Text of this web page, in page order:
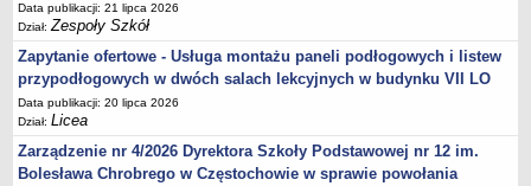
Data publikacji: 21 lipca 2026
Dział:Zespoły Szkół
Zapytanie ofertowe - Usługa montażu paneli podłogowych i listew
przypodłogowych w dwóch salach lekcyjnych w budynku VII LO
Data publikacji: 20 lipca 2026
Dział:Licea
Zarządzenie nr 4/2026 Dyrektora Szkoły Podstawowej nr 12 im.
Bolesława Chrobrego w Częstochowie w sprawie powołania